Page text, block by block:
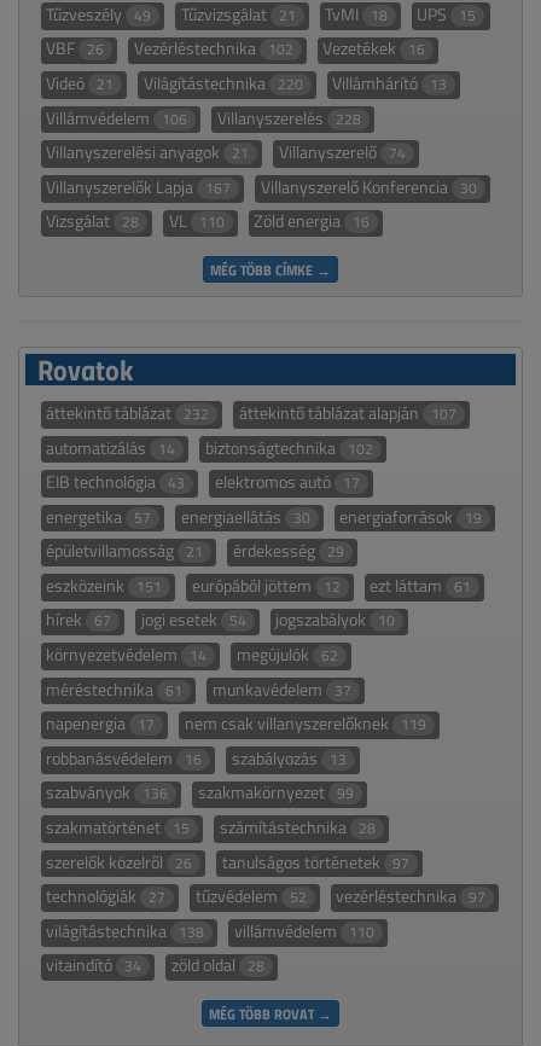
Tűzveszély 49 Tűzvizsgálat 21 TvMI 18 UPS 15
VBF 26 Vezérléstechnika 102 Vezetékek 16
Videó 21 Világítástechnika 220 Villámhárító 13
Villámvédelem 106 Villanyszerelés 228
Villanyszerelési anyagok 21 Villanyszerelő 74
Villanyszerelők Lapja 167 Villanyszerelő Konferencia 30
Vizsgálat 28 VL 110 Zöld energia 16
MÉG TÖBB CÍMKE →
Rovatok
áttekintő táblázat 232 áttekintő táblázat alapján 107
automatizálás 14 biztonságtechnika 102
EIB technológia 43 elektromos autó 17
energetika 57 energiaellátás 30 energiaforrások 19
épületvillamosság 21 érdekesség 29
eszközeink 151 európából jöttem 12 ezt láttam 61
hírek 67 jogi esetek 54 jogszabályok 10
környezetvédelem 14 megújulók 62
méréstechnika 61 munkavédelem 37
napenergia 17 nem csak villanyszerelőknek 119
robbanásvédelem 16 szabályozás 13
szabványok 136 szakmakörnyezet 99
szakmatörténet 15 számítástechnika 28
szerelők közelről 26 tanulságos történetek 97
technológiák 27 tűzvédelem 52 vezérléstechnika 97
világítástechnika 138 villámvédelem 110
vitaindító 34 zöld oldal 28
MÉG TÖBB ROVAT →